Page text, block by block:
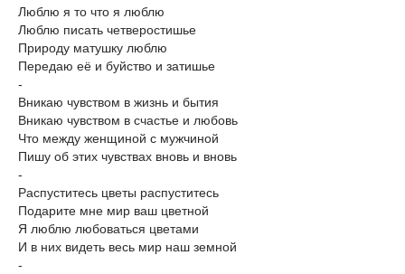
Люблю я то что я люблю
Люблю писать четверостишье
Природу матушку люблю
Передаю её и буйство и затишье
-
Вникаю чувством в жизнь и бытия
Вникаю чувством в счастье и любовь
Что между женщиной с мужчиной
Пишу об этих чувствах вновь и вновь
-
Распуститесь цветы распуститесь
Подарите мне мир ваш цветной
Я люблю любоваться цветами
И в них видеть весь мир наш земной
-